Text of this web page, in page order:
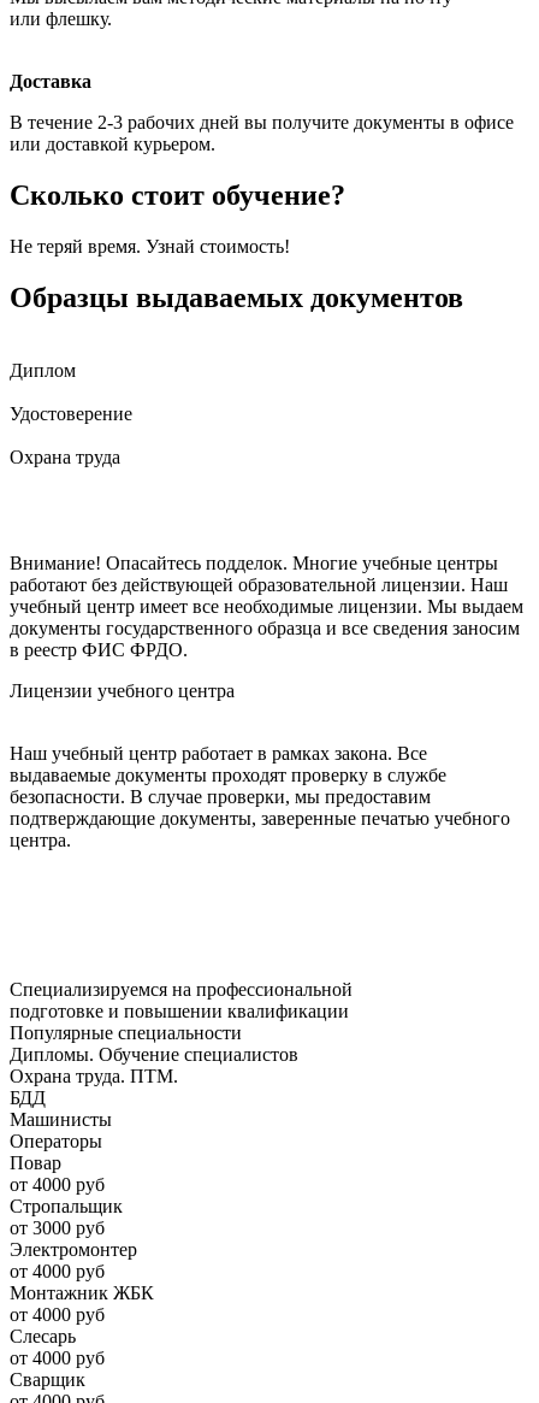
или флешку.
Доставка
В течение 2-3 рабочих дней вы получите документы в офисе
или доставкой курьером.
Сколько стоит обучение?
Не теряй время. Узнай стоимость!
Образцы выдаваемых документов
Диплом
Удостоверение
Охрана труда
Внимание! Опасайтесь подделок. Многие учебные центры
работают без действующей образовательной лицензии. Наш
учебный центр имеет все необходимые лицензии. Мы выдаем
документы государственного образца и все сведения заносим
в реестр ФИС ФРДО.
Лицензии учебного центра
Наш учебный центр работает в рамках закона. Все
выдаваемые документы проходят проверку в службе
безопасности. В случае проверки, мы предоставим
подтверждающие документы, заверенные печатью учебного
центра.
Специализируемся на профессиональной
подготовке и повышении квалификации
Популярные специальности
Дипломы. Обучение специалистов
Охрана труда. ПТМ.
БДД
Машинисты
Операторы
Повар
от 4000 руб
Стропальщик
от 3000 руб
Электромонтер
от 4000 руб
Монтажник ЖБК
от 4000 руб
Слесарь
от 4000 руб
Сварщик